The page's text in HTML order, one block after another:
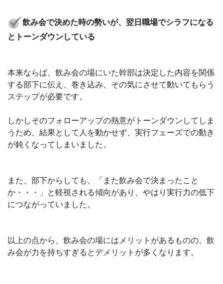
飲み会で決めた時の勢いが、翌日職場でシラフになる
とトーンダウンしている
本来ならば、飲み会の場にいた幹部は決定した内容を関係
する部下に伝え、巻き込み、その気にさせて動いてもらう
ステップが必要です。
しかしそのフォローアップの熱意がトーンダウンしてしま
うため、結果として人を動かせず、実行フェーズでの動き
が鈍くなってしまいました。
また、部下からしても、「また飲み会で決まったこと
か・・・」と軽視される傾向があり、やはり実行力の低下
につながっていました。
以上の点から、飲み会の場にはメリットがあるものの、飲
み会が力を持ちすぎるとデメリットが多くなります。